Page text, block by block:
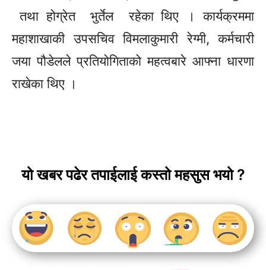
तथा होग्रेत भुर्तेल रहेका थिए । कार्यक्रममा
महाशाखाकी उपसचिव विमलाकुमारी रेग्मी, कर्मचारी
जया पौडेलले प्रतियोगिताको महत्वबारे आफ्ना धारणा
राखेका थिए ।
यो खबर पढेर तपाईलाई कस्तो महसुस भयो ?